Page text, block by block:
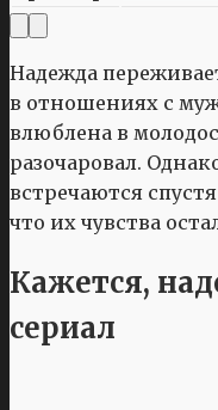
Надежда
в отношениях с
влюблена в
разочаровал.
встречаются
что их чувства
Кажется,
сериал